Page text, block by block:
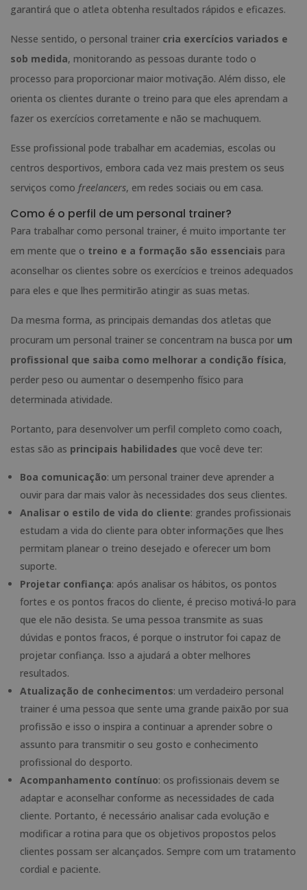
garantirá que o atleta obtenha resultados rápidos e eficazes.
Nesse sentido, o personal trainer cria exercícios variados e
sob medida, monitorando as pessoas durante todo o
processo para proporcionar maior motivação. Além disso, ele
orienta os clientes durante o treino para que eles aprendam a
fazer os exercícios corretamente e não se machuquem.
Esse profissional pode trabalhar em academias, escolas ou
centros desportivos, embora cada vez mais prestem os seus
serviços como freelancers, em redes sociais ou em casa.
Como é o perfil de um personal trainer?
Para trabalhar como personal trainer, é muito importante ter
em mente que o treino e a formação são essenciais para
aconselhar os clientes sobre os exercícios e treinos adequados
para eles e que lhes permitirão atingir as suas metas.
Da mesma forma, as principais demandas dos atletas que
procuram um personal trainer se concentram na busca por um
profissional que saiba como melhorar a condição física,
perder peso ou aumentar o desempenho físico para
determinada atividade.
Portanto, para desenvolver um perfil completo como coach,
estas são as principais habilidades que você deve ter:
Boa comunicação: um personal trainer deve aprender a
ouvir para dar mais valor às necessidades dos seus clientes.
Analisar o estilo de vida do cliente: grandes profissionais
estudam a vida do cliente para obter informações que lhes
permitam planear o treino desejado e oferecer um bom
suporte.
Projetar confiança: após analisar os hábitos, os pontos
fortes e os pontos fracos do cliente, é preciso motivá-lo para
que ele não desista. Se uma pessoa transmite as suas
dúvidas e pontos fracos, é porque o instrutor foi capaz de
projetar confiança. Isso a ajudará a obter melhores
resultados.
Atualização de conhecimentos: um verdadeiro personal
trainer é uma pessoa que sente uma grande paixão por sua
profissão e isso o inspira a continuar a aprender sobre o
assunto para transmitir o seu gosto e conhecimento
profissional do desporto.
Acompanhamento contínuo: os profissionais devem se
adaptar e aconselhar conforme as necessidades de cada
cliente. Portanto, é necessário analisar cada evolução e
modificar a rotina para que os objetivos propostos pelos
clientes possam ser alcançados. Sempre com um tratamento
cordial e paciente.